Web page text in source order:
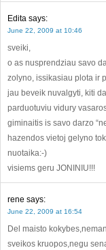
Edita says:
June 22, 2009 at 10:46
sveiki,
o as nusprendziau savo
zolyno, issikasiau plota ir
jau beveik nuvalgyti, kiti
parduotuviu vidury
giminaitis is savo darzo
hazendos vietoj gelyno
nuotaika:-)
visiems geru JONINIU!!!
rene says:
June 22, 2009 at 16:54
Del maisto
sveikos kruopos,negu